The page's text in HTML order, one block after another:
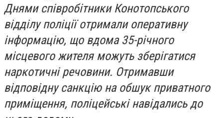
Днями співробітники Конотопського
відділу поліції отримали оперативну
інформацію, що вдома 35-річного
місцевого жителя можуть зберігатися
наркотичні речовини. Отримавши
відповідну санкцію на обшук приватного
приміщення, поліцейські навідались до